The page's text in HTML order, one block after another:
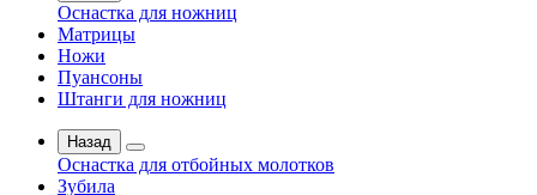
Оснастка для ножниц
Матрицы
Ножи
Пуансоны
Штанги для ножниц
Назад
Оснастка для отбойных молотков
Зубила